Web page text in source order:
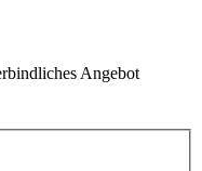
Angebot